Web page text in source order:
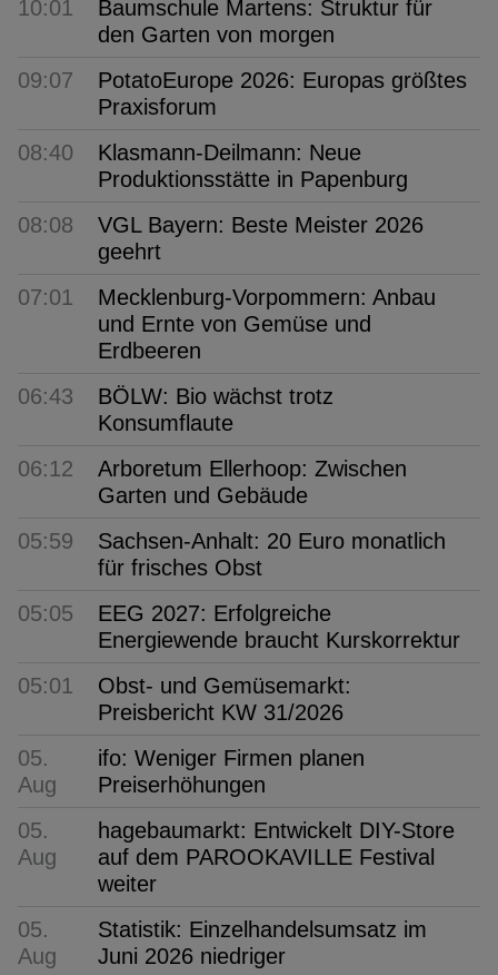
10:01
Baumschule Martens: Struktur für
den Garten von morgen
09:07
PotatoEurope 2026: Europas größtes
Praxisforum
08:40
Klasmann-Deilmann: Neue
Produktionsstätte in Papenburg
08:08
VGL Bayern: Beste Meister 2026
geehrt
07:01
Mecklenburg-Vorpommern: Anbau
und Ernte von Gemüse und
Erdbeeren
06:43
BÖLW: Bio wächst trotz
Konsumflaute
06:12
Arboretum Ellerhoop: Zwischen
Garten und Gebäude
05:59
Sachsen-Anhalt: 20 Euro monatlich
für frisches Obst
05:05
EEG 2027: Erfolgreiche
Energiewende braucht Kurskorrektur
05:01
Obst- und Gemüsemarkt:
Preisbericht KW 31/2026
05.
Aug
ifo: Weniger Firmen planen
Preiserhöhungen
05.
Aug
hagebaumarkt: Entwickelt DIY-Store
auf dem PAROOKAVILLE Festival
weiter
05.
Aug
Statistik: Einzelhandelsumsatz im
Juni 2026 niedriger